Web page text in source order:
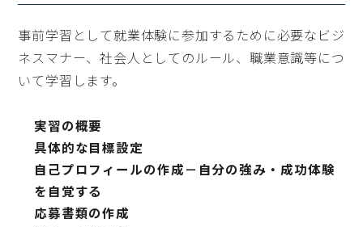
事前学習として就業体験に参加するために必要なビジ
ネスマナー、社会人としてのルール、職業意識等につ
いて学習します。
実習の概要
具体的な目標設定
自己プロフィールの作成－自分の強み・成功体験
を自覚する
応募書類の作成